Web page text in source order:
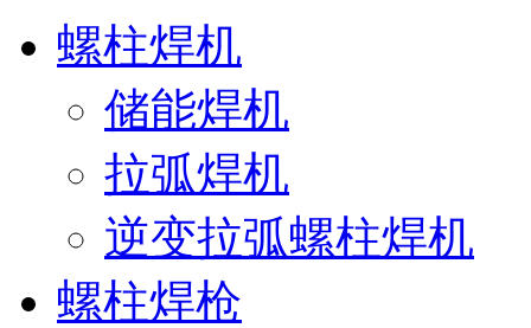
螺柱焊机
储能焊机
拉弧焊机
逆变拉弧螺柱焊机
螺柱焊枪